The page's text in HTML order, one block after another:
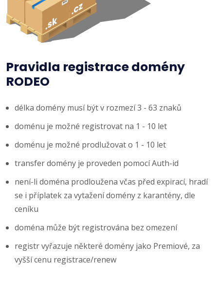
Pravidla registrace domény
RODEO
délka domény musí být v rozmezí 3 - 63 znaků
doménu je možné registrovat na 1 - 10 let
doménu je možné prodlužovat o 1 - 10 let
transfer domény je proveden pomocí Auth-id
není-li doména prodloužena včas před expirací, hradí
se i příplatek za vytažení domény z karantény, dle
ceníku
doména může být registrována bez omezení
registr vyřazuje některé domény jako Premiové, za
vyšší cenu registrace/renew